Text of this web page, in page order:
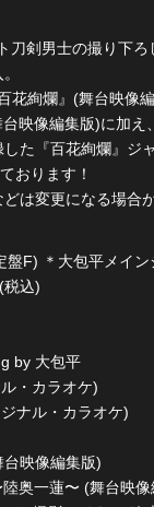
刀剣男士の撮り下ろ
花絢爛』(舞台映像
映像編集版)に加え
た『百花絢爛』ジ
おります！
は変更になる場合
F) ＊大包平メイン
込)
by 大包平
・カラオケ)
ナル・カラオケ)
映像編集版)
奥一蓮〜 (舞台映像